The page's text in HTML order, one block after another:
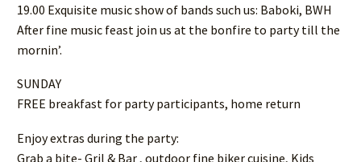
19.00 Exquisite music show of bands such us: Baboki, BWH
After fine music feast join us at the bonfire to party till the
mornin’.
SUNDAY
FREE breakfast for party participants, home return
Enjoy extras during the party:
Grab a bite- Gril & Bar , outdoor fine biker cuisine, Kids